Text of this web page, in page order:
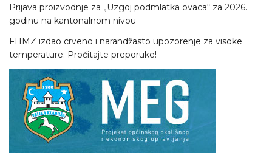
Prijava proizvodnje za „Uzgoj podmlatka ovaca“ za 2026.
godinu na kantonalnom nivou
FHMZ izdao crveno i narandžasto upozorenje za visoke
temperature: Pročitajte preporuke!